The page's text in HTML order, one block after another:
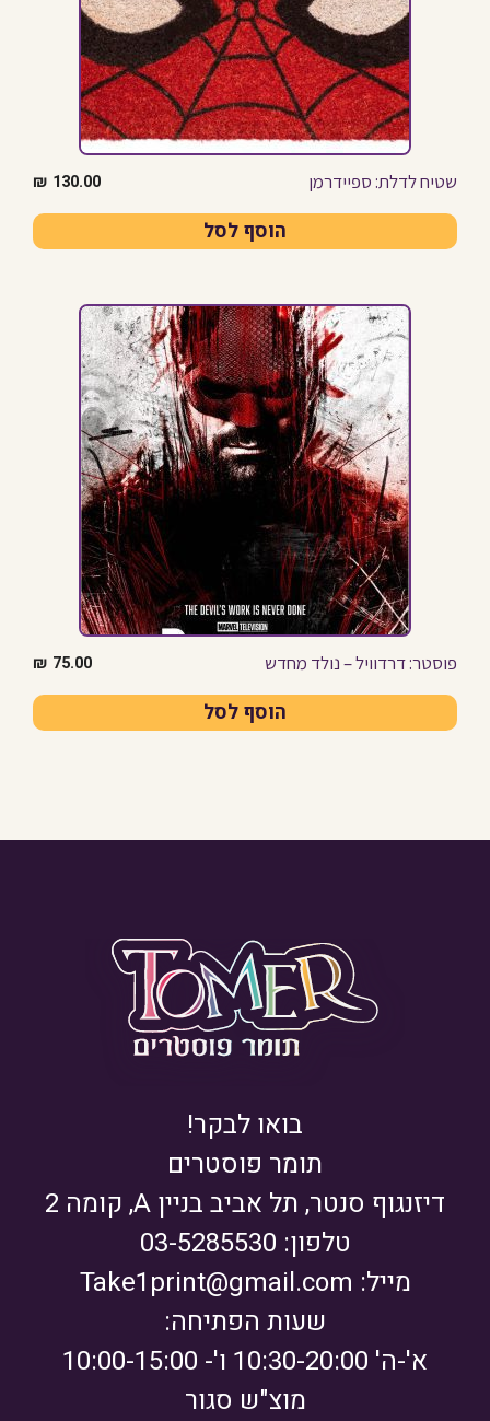
שטיח לדלת: ספיידרמן 130.00
₪
הוסף לסל
פוסטר: דרדוויל – נולד מחדש 75.00
₪
הוסף לסל
בואו לבקר!
תומר פוסטרים
דיזנגוף סנטר, תל אביב בניין A, קומה 2
טלפון: 03-5285530
מייל: Take1print@gmail.com
שעות הפתיחה:
א'-ה' 10:30-20:00 ו'- 10:00-15:00
מוצ"ש סגור